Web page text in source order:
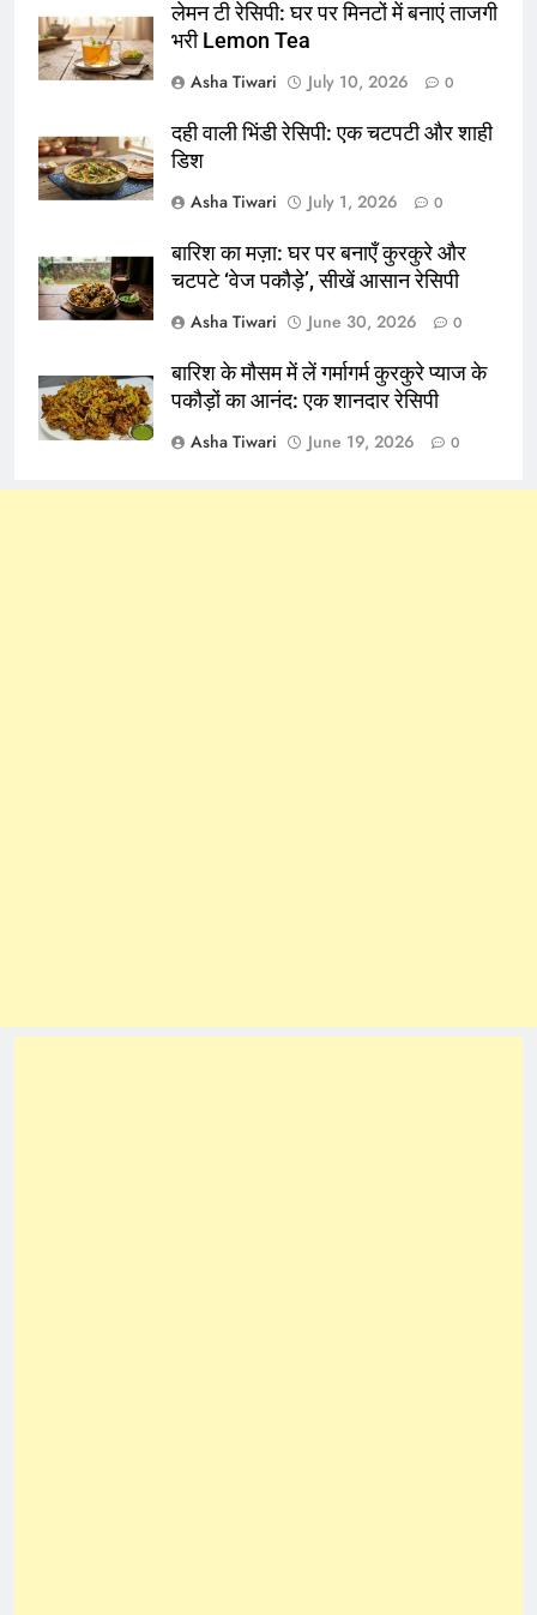
लेमन टी रेसिपी: घर पर मिनटों में बनाएं ताजगी
भरी Lemon Tea
Asha Tiwari
July 10, 2026 0
दही वाली भिंडी रेसिपी: एक चटपटी और शाही
डिश
Asha Tiwari
July 1, 2026 0
बारिश का मज़ा: घर पर बनाएँ कुरकुरे और
चटपटे ‘वेज पकौड़े’, सीखें आसान रेसिपी
Asha Tiwari
June 30, 2026 0
बारिश के मौसम में लें गर्मागर्म कुरकुरे प्याज के
पकौड़ों का आनंद: एक शानदार रेसिपी
Asha Tiwari
June 19, 2026 0